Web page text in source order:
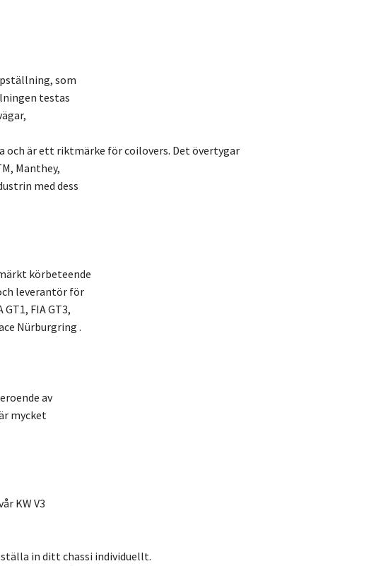
som
testas
och är ett riktmärke för coilovers. Det övertygar
Manthey,
med dess
körbeteende
leverantör för
FIA GT3,
Nürburgring .
av
mycket
KW V3
in ditt chassi individuellt.